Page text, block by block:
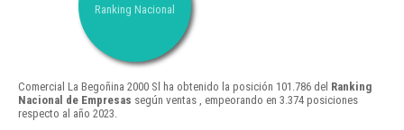
Ranking Nacional
Comercial La Begoñina 2000 Sl ha obtenido la posición 101.786 del Ranking
Nacional de Empresas según ventas , empeorando en 3.374 posiciones
respecto al año 2023.